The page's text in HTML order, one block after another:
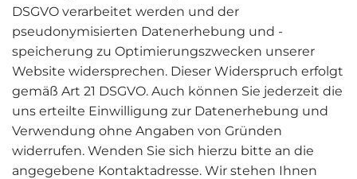
DSGVO verarbeitet werden und der
pseudonymisierten Datenerhebung und -
speicherung zu Optimierungszwecken unserer
Website widersprechen. Dieser Widerspruch erfolgt
gemäß Art 21 DSGVO. Auch können Sie jederzeit die
uns erteilte Einwilligung zur Datenerhebung und
Verwendung ohne Angaben von Gründen
widerrufen. Wenden Sie sich hierzu bitte an die
angegebene Kontaktadresse. Wir stehen Ihnen